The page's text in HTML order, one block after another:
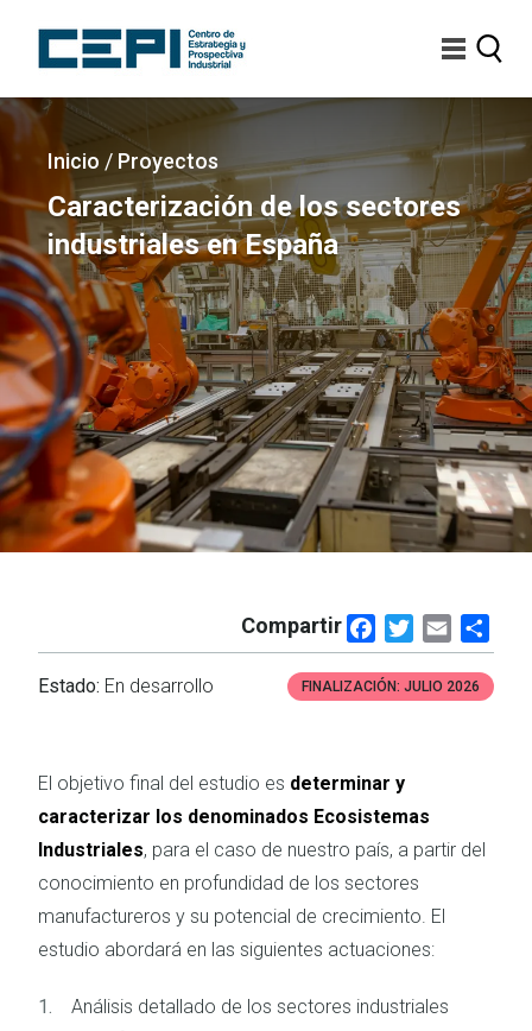
contenido
principal
Imagen
Sobrescribir
enlaces
de
ayuda
a
la
navegación
Inicio / Proyectos
Caracterización de los sectores
industriales en España
Compartir FacebookTwitterEmail
Estado: En desarrollo FINALIZACIÓN: JULIO 2026
El objetivo final del estudio es determinar y
caracterizar los denominados Ecosistemas
Industriales, para el caso de nuestro país, a partir del
conocimiento en profundidad de los sectores
manufactureros y su potencial de crecimiento. El
estudio abordará en las siguientes actuaciones:
Análisis detallado de los sectores industriales